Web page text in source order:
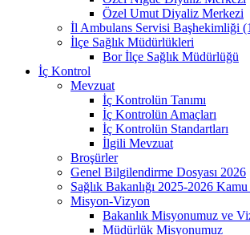
Özel Umut Diyaliz Merkezi
İl Ambulans Servisi Başhekimliği
İlçe Sağlık Müdürlükleri
Bor İlçe Sağlık Müdürlüğü
İç Kontrol
Mevzuat
İç Kontrolün Tanımı
İç Kontrolün Amaçları
İç Kontrolün Standartları
İlgili Mevzuat
Broşürler
Genel Bilgilendirme Dosyası 2026
Sağlık Bakanlığı 2025-2026
Misyon-Vizyon
Bakanlık Misyonumuz ve
Müdürlük Misyonumuz